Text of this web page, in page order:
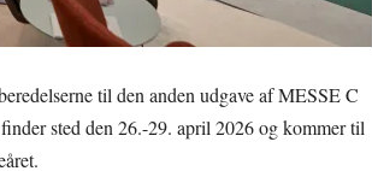
til den anden udgave af MESSE C
sted den 26.-29. april 2026 og kommer til